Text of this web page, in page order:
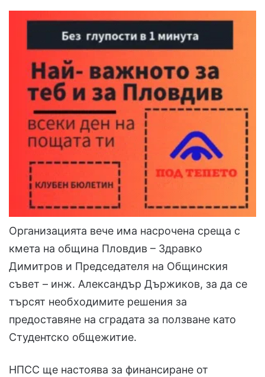
Организацията вече има насрочена среща с
кмета на община Пловдив – Здравко
Димитров и Председателя на Общинския
съвет – инж. Александър Държиков, за да се
търсят необходимите решения за
предоставяне на сградата за ползване като
Студентско общежитие.
НПСС ще настоява за финансиране от